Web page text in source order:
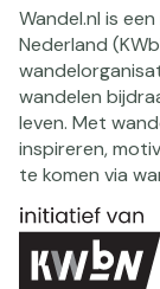
Wandel.nl is
Nederland
wandelen
leven. Met
inspireren,
te komen via